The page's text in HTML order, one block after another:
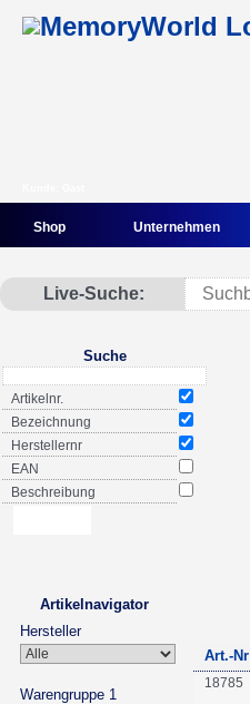
Shop Unternehmen
Live-Suche:
Suche
Artikelnr.
Bezeichnung
Herstellernr
EAN
Beschreibung
Artikelnavigator
Hersteller
Warengruppe 1
Art.-Nr
18785